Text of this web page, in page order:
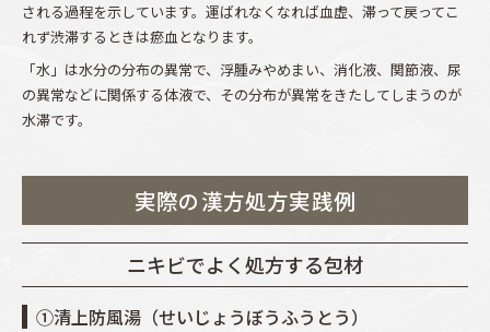
される過程を示しています。運ばれなくなれば血虚、滞って戻ってこ
れず渋滞するときは瘀血となります。
「水」は水分の分布の異常で、浮腫みやめまい、消化液、関節液、尿
の異常などに関係する体液で、その分布が異常をきたしてしまうのが
水滞です。
実際の漢方処方実践例
ニキビでよく処方する包材
①清上防風湯（せいじょうぼうふうとう）